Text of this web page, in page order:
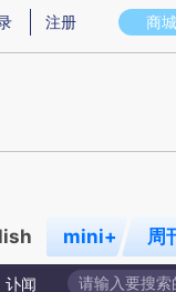
真实意图存在偏差。不代
商城
注册
mini+ 周
讣闻